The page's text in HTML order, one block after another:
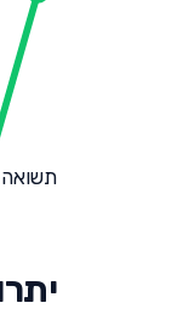
תשואה